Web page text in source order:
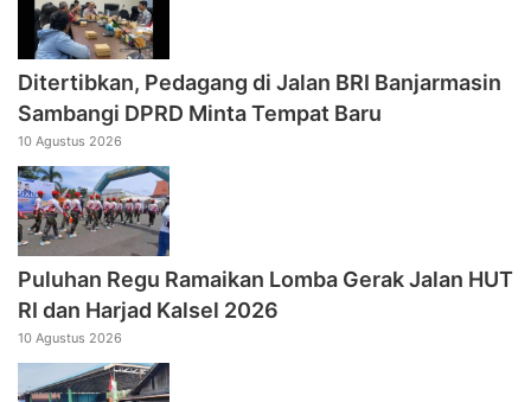
Ditertibkan, Pedagang di Jalan BRI Banjarmasin
Sambangi DPRD Minta Tempat Baru
10 Agustus 2026
Puluhan Regu Ramaikan Lomba Gerak Jalan HUT
RI dan Harjad Kalsel 2026
10 Agustus 2026